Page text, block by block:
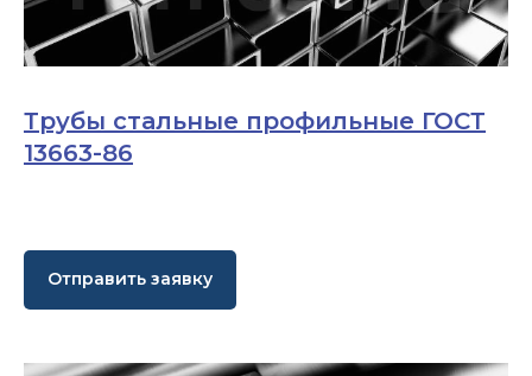
Трубы стальные профильные ГОСТ
13663-86
Отправить заявку